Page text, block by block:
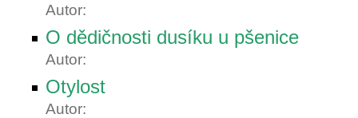
Autor:
O dědičnosti dusíku u pšenice
Autor:
Otylost
Autor: